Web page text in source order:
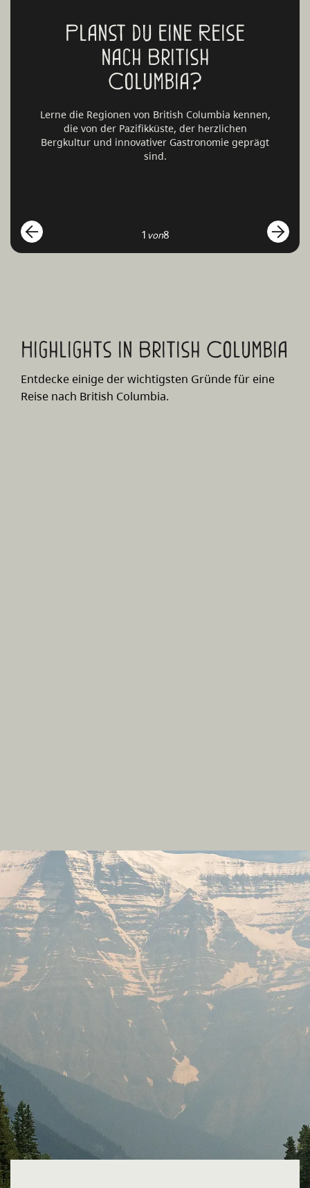
Planst du eine Reise
nach British
Columbia?
Lerne die Regionen von British Columbia kennen,
die von der Pazifikküste, der herzlichen
Bergkultur und innovativer Gastronomie geprägt
sind.
1 von8
Highlights in British Columbia
Entdecke einige der wichtigsten Gründe für eine
Reise nach British Columbia.